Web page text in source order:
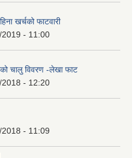
खर्चको फाटवारी
- 11:00
चालु विवरण -लेखा फाट
2018 - 12:20
- 11:09